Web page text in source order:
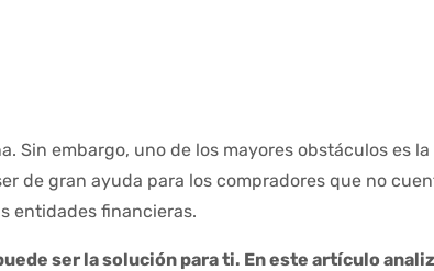
Sin embargo, uno de los mayores obstáculos es
de gran ayuda para los compradores que no
entidades financieras.
ser la solución para ti. En este artículo